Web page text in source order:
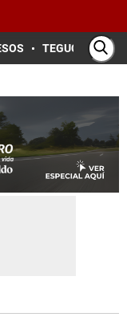
TEGUCIGALPA